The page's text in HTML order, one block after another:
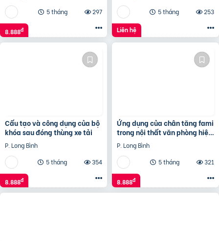
5 tháng
297
8.888đ
5 tháng
253
Liên hệ
Cấu tạo và công dụng của bộ
khóa sau đóng thùng xe tải
P. Long Bình
5 tháng
354
8.888đ
Ứng dụng của chân tăng fami
trong nội thất văn phòng hiện
đại
P. Long Bình
5 tháng
321
8.888đ